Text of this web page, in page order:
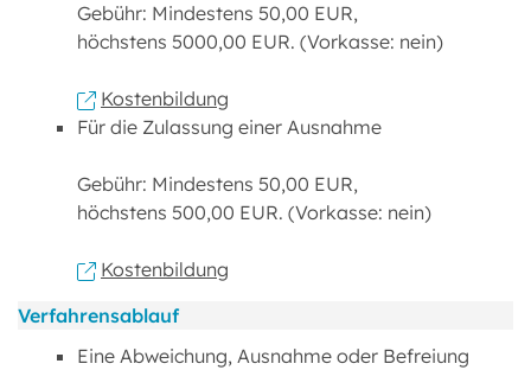
Gebühr: Mindestens 50,00 EUR,
höchstens 5000,00 EUR. (Vorkasse: nein)
Kostenbildung
Für die Zulassung einer Ausnahme
Gebühr: Mindestens 50,00 EUR,
höchstens 500,00 EUR. (Vorkasse: nein)
Kostenbildung
Verfahrensablauf
Eine Abweichung, Ausnahme oder Befreiung